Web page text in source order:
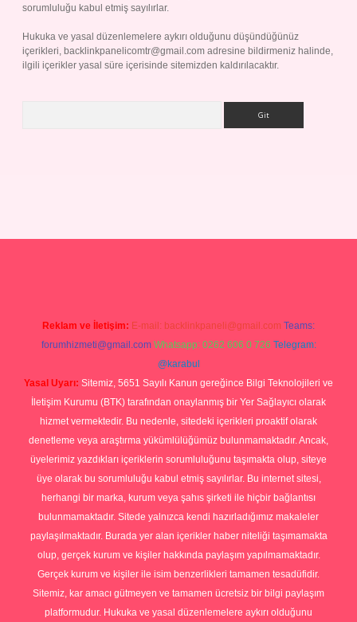
sorumluluğu kabul etmiş sayılırlar.
Hukuka ve yasal düzenlemelere aykırı olduğunu düşündüğünüz
içerikleri, backlinkpanelicomtr@gmail.com adresine bildirmeniz halinde,
ilgili içerikler yasal süre içerisinde sitemizden kaldırılacaktır.
Reklam ve İletişim: E-mail: backlinkpaneli@gmail.com Teams:
forumhizmeti@gmail.com Whatsapp: 0262 606 0 726 Telegram:
@karabul
Yasal Uyarı: Sitemiz, 5651 Sayılı Kanun gereğince Bilgi Teknolojileri ve
İletişim Kurumu (BTK) tarafından onaylanmış bir Yer Sağlayıcı olarak
hizmet vermektedir. Bu nedenle, sitedeki içerikleri proaktif olarak
denetleme veya araştırma yükümlülüğümüz bulunmamaktadır. Ancak,
üyelerimiz yazdıkları içeriklerin sorumluluğunu taşımakta olup, siteye
üye olarak bu sorumluluğu kabul etmiş sayılırlar. Bu internet sitesi,
herhangi bir marka, kurum veya şahıs şirketi ile hiçbir bağlantısı
bulunmamaktadır. Sitede yalnızca kendi hazırladığımız makaleler
paylaşılmaktadır. Burada yer alan içerikler haber niteliği taşımamakta
olup, gerçek kurum ve kişiler hakkında paylaşım yapılmamaktadır.
Gerçek kurum ve kişiler ile isim benzerlikleri tamamen tesadüfidir.
Sitemiz, kar amacı gütmeyen ve tamamen ücretsiz bir bilgi paylaşım
platformudur. Hukuka ve yasal düzenlemelere aykırı olduğunu